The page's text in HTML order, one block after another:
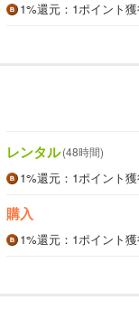
1%還元 ：1ポイント
レンタル(48時間)
1%還元 ：1ポイント
購入
1%還元 ：1ポイント